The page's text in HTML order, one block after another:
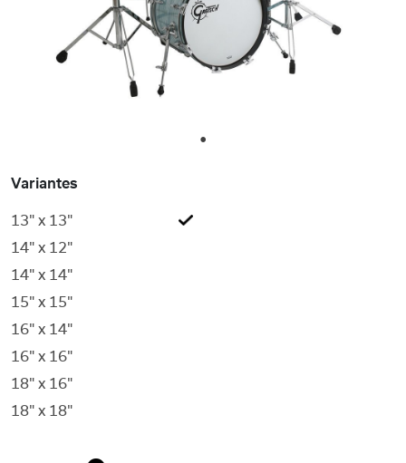
1
Variantes
13" x 13"
14" x 12"
14" x 14"
15" x 15"
16" x 14"
16" x 16"
18" x 16"
18" x 18"